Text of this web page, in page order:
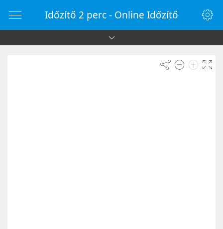
Időzítő 2 perc - Online Időzítő